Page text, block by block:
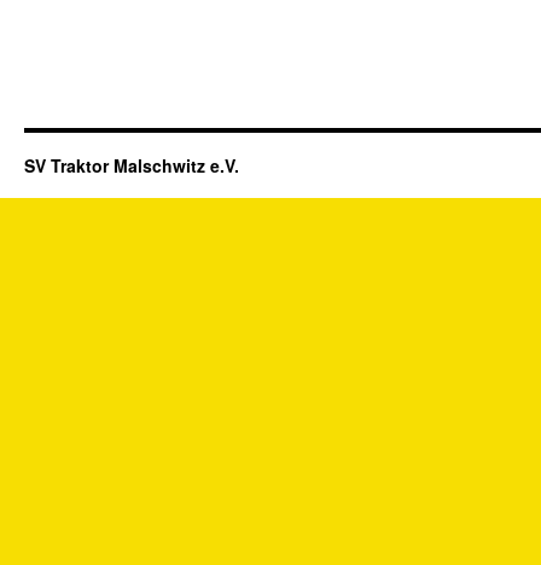
SV Traktor Malschwitz e.V.